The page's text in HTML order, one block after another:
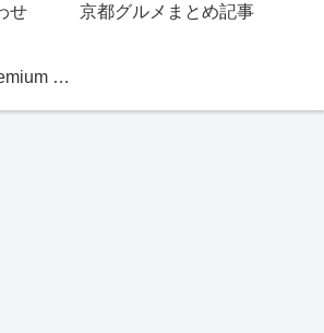
せ 京都グルメまとめ記事
Hide Ads for Premium Members